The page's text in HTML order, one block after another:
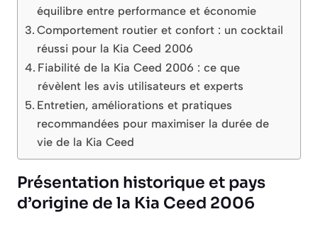
équilibre entre performance et économie
Comportement routier et confort : un cocktail
réussi pour la Kia Ceed 2006
Fiabilité de la Kia Ceed 2006 : ce que
révèlent les avis utilisateurs et experts
Entretien, améliorations et pratiques
recommandées pour maximiser la durée de
vie de la Kia Ceed
Présentation historique et pays
d’origine de la Kia Ceed 2006